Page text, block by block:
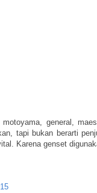
motoyama, general,
tapi bukan berarti
Karena genset